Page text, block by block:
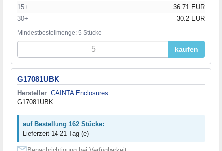
15+
36.71 EUR
30+
30.2 EUR
Mindestbestellmenge: 5 Stücke
kaufen
G17081UBK
Hersteller: GAINTA Enclosures
G17081UBK
auf Bestellung 162 Stücke:
Lieferzeit 14-21 Tag (e)